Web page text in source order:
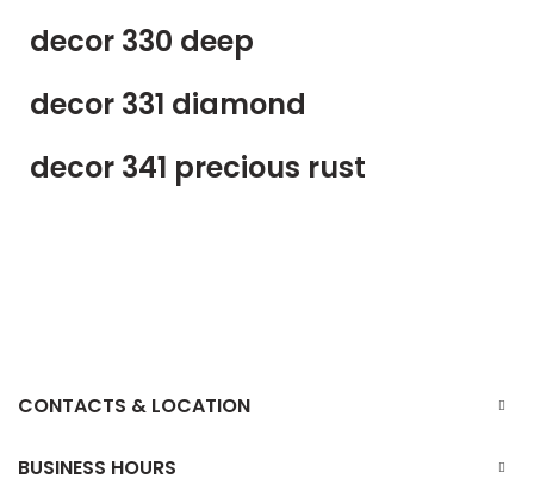
decor 330 deep
decor 331 diamond
decor 341 precious rust
CONTACTS & LOCATION
BUSINESS HOURS